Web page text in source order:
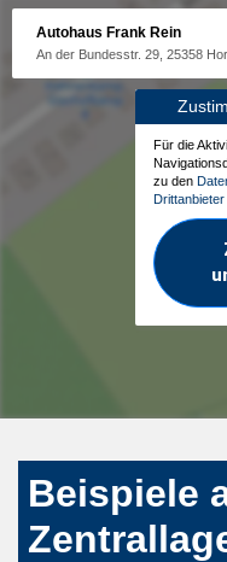
Autohaus Frank Rein
An der Bundesstr. 29, 25358
Für die
zu den
Beispiele